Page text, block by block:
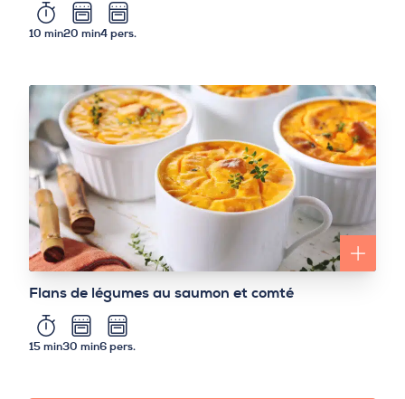
10 min20 min4 pers.
Flans de légumes au saumon et comté
15 min30 min6 pers.